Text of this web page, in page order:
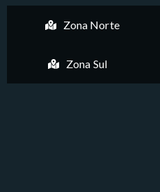
Zona Norte
Zona Sul